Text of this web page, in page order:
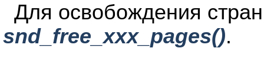
Для освобождения
snd_free_xxx_pages().